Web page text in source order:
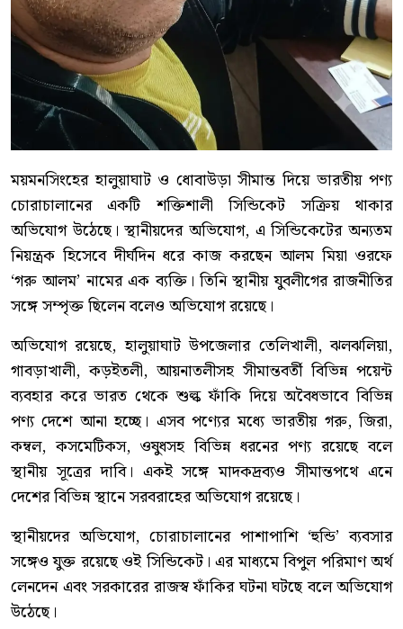
ময়মনসিংহের হালুয়াঘাট ও ধোবাউড়া সীমান্ত দিয়ে ভারতীয় পণ্য
চোরাচালানের একটি শক্তিশালী সিন্ডিকেট সক্রিয় থাকার
অভিযোগ উঠেছে। স্থানীয়দের অভিযোগ, এ সিন্ডিকেটের অন্যতম
নিয়ন্ত্রক হিসেবে দীর্ঘদিন ধরে কাজ করছেন আলম মিয়া ওরফে
‘গরু আলম’ নামের এক ব্যক্তি। তিনি স্থানীয় যুবলীগের রাজনীতির
সঙ্গে সম্পৃক্ত ছিলেন বলেও অভিযোগ রয়েছে।
অভিযোগ রয়েছে, হালুয়াঘাট উপজেলার তেলিখালী, ঝলঝলিয়া,
গাবড়াখালী, কড়ইতলী, আয়নাতলীসহ সীমান্তবর্তী বিভিন্ন পয়েন্ট
ব্যবহার করে ভারত থেকে শুল্ক ফাঁকি দিয়ে অবৈধভাবে বিভিন্ন
পণ্য দেশে আনা হচ্ছে। এসব পণ্যের মধ্যে ভারতীয় গরু, জিরা,
কম্বল, কসমেটিকস, ওষুধসহ বিভিন্ন ধরনের পণ্য রয়েছে বলে
স্থানীয় সূত্রের দাবি। একই সঙ্গে মাদকদ্রব্যও সীমান্তপথে এনে
দেশের বিভিন্ন স্থানে সরবরাহের অভিযোগ রয়েছে।
স্থানীয়দের অভিযোগ, চোরাচালানের পাশাপাশি ‘হুন্ডি’ ব্যবসার
সঙ্গেও যুক্ত রয়েছে ওই সিন্ডিকেট। এর মাধ্যমে বিপুল পরিমাণ অর্থ
লেনদেন এবং সরকারের রাজস্ব ফাঁকির ঘটনা ঘটছে বলে অভিযোগ
উঠেছে।